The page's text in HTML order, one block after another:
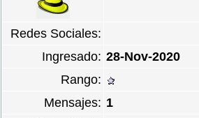
Redes Sociales:
Ingresado: 28-Nov-2020
Rango:
Mensajes: 1